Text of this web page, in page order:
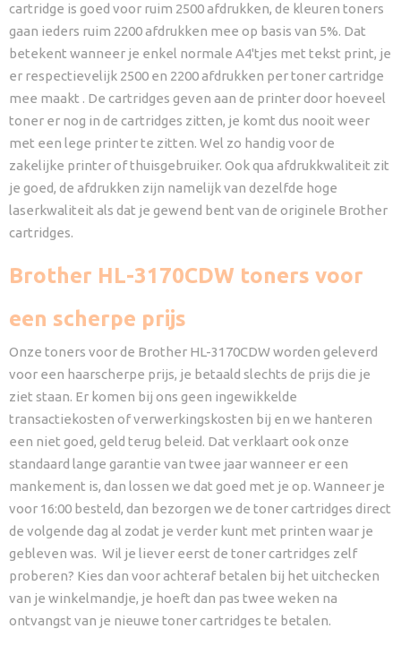
cartridge is goed voor ruim 2500 afdrukken, de kleuren toners
gaan ieders ruim 2200 afdrukken mee op basis van 5%. Dat
betekent wanneer je enkel normale A4'tjes met tekst print, je
er respectievelijk 2500 en 2200 afdrukken per toner cartridge
mee maakt . De cartridges geven aan de printer door hoeveel
toner er nog in de cartridges zitten, je komt dus nooit weer
met een lege printer te zitten. Wel zo handig voor de
zakelijke printer of thuisgebruiker. Ook qua afdrukkwaliteit zit
je goed, de afdrukken zijn namelijk van dezelfde hoge
laserkwaliteit als dat je gewend bent van de originele Brother
cartridges.
Brother HL-3170CDW toners voor
een scherpe prijs
Onze toners voor de Brother HL-3170CDW worden geleverd
voor een haarscherpe prijs, je betaald slechts de prijs die je
ziet staan. Er komen bij ons geen ingewikkelde
transactiekosten of verwerkingskosten bij en we hanteren
een niet goed, geld terug beleid. Dat verklaart ook onze
standaard lange garantie van twee jaar wanneer er een
mankement is, dan lossen we dat goed met je op. Wanneer je
voor 16:00 besteld, dan bezorgen we de toner cartridges direct
de volgende dag al zodat je verder kunt met printen waar je
gebleven was. Wil je liever eerst de toner cartridges zelf
proberen? Kies dan voor achteraf betalen bij het uitchecken
van je winkelmandje, je hoeft dan pas twee weken na
ontvangst van je nieuwe toner cartridges te betalen.